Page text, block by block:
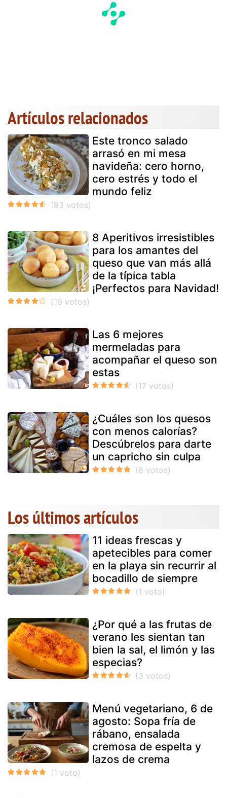
Artículos relacionados
Este tronco salado
arrasó en mi mesa
navideña: cero horno,
cero estrés y todo el
mundo feliz
8 Aperitivos irresistibles
para los amantes del
queso que van más allá
de la típica tabla
¡Perfectos para Navidad!
Las 6 mejores
mermeladas para
acompañar el queso son
estas
¿Cuáles son los quesos
con menos calorías?
Descúbrelos para darte
un capricho sin culpa
Los últimos artículos
11 ideas frescas y
apetecibles para comer
en la playa sin recurrir al
bocadillo de siempre
¿Por qué a las frutas de
verano les sientan tan
bien la sal, el limón y las
especias?
Menú vegetariano, 6 de
agosto: Sopa fría de
rábano, ensalada
cremosa de espelta y
lazos de crema